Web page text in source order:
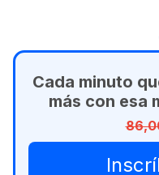
Cada minuto
más con esa